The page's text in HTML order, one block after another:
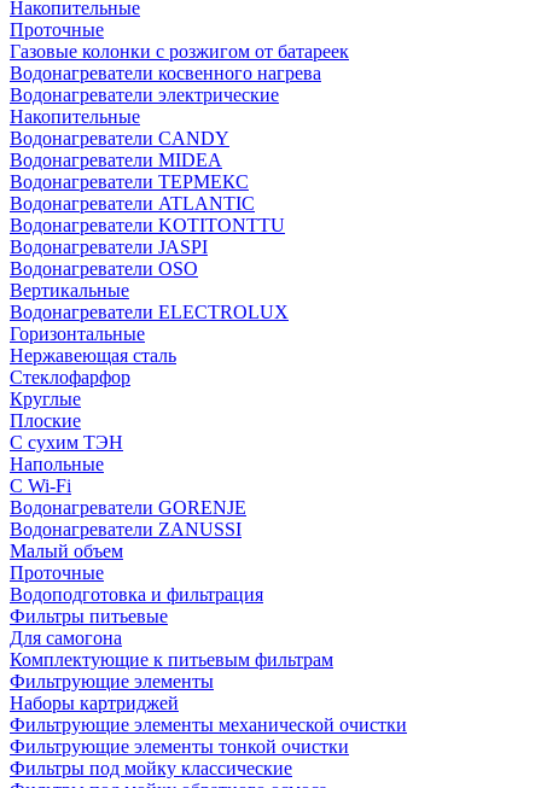
Накопительные
Проточные
Газовые колонки с розжигом от батареек
Водонагреватели косвенного нагрева
Водонагреватели электрические
Накопительные
Водонагреватели CANDY
Водонагреватели MIDEA
Водонагреватели ТЕРМЕКС
Водонагреватели ATLANTIC
Водонагреватели KOTITONTTU
Водонагреватели JASPI
Водонагреватели OSO
Вертикальные
Водонагреватели ELECTROLUX
Горизонтальные
Нержавеющая сталь
Стеклофарфор
Круглые
Плоские
С сухим ТЭН
Напольные
С Wi-Fi
Водонагреватели GORENJE
Водонагреватели ZANUSSI
Малый объем
Проточные
Водоподготовка и фильтрация
Фильтры питьевые
Для самогона
Комплектующие к питьевым фильтрам
Фильтрующие элементы
Наборы картриджей
Фильтрующие элементы механической очистки
Фильтрующие элементы тонкой очистки
Фильтры под мойку классические